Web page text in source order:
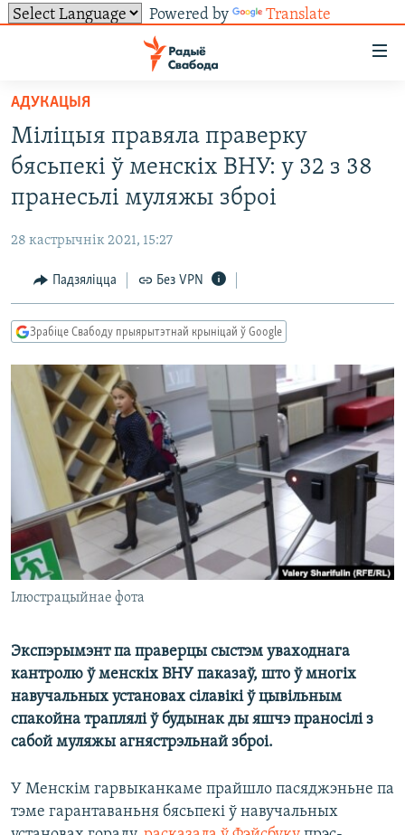
Powered by Translate
ўнівэрсальнага
доступу
Перайсьці
да
галоўнага
зьместу
Перайсьці
да
навігацыі
Перайсьці
да
ПАЛІТЫКА
ЭКАНОМІКА
ПАЛІТВЯЗЬНІ
КУЛЬТУРА
КАЛЯНДАР
ТОЛЬКІ НА СВАБОДЗЕ
ГІСТОРЫЯ НА СВАБОДЗЕ
ПАДКАСТЫ
PREMIUM
МОВА
НА ХВАЛЯХ СВАБОДЫ
ПАДЗЯЛІЦЦА ІНФАРМАЦЫЯЙ
ПАДКАСТЫ
Усе сайты РС/РСЭ
АДУКАЦЫЯ
Міліцыя правяла праверку
бясьпекі ў менскіх ВНУ: у 32 з 38
пранесьлі муляжы зброі
28 кастрычнік 2021, 15:27
Падзяліцца Без VPN
Зрабіце Свабоду прыярытэтнай крыніцай ў Google
Ілюстрацыйнае фота
Экспэрымэнт па праверцы сыстэм уваходнага
кантролю ў менскіх ВНУ паказаў, што ў многіх
навучальных установах сілавікі ў цывільным
спакойна траплялі ў будынак ды яшчэ праносілі з
сабой муляжы агнястрэльнай зброі.
У Менскім гарвыканкаме прайшло пасяджэньне па
тэме гарантаваньня бясьпекі ў навучальных